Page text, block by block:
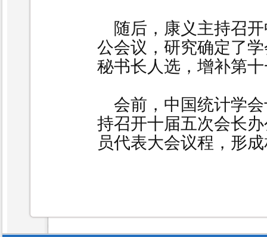
随后，康义主持召开
公会议，研究确定了
秘书长人选，增补第
会前，中国统计学会
持召开十届五次会长
员代表大会议程，形